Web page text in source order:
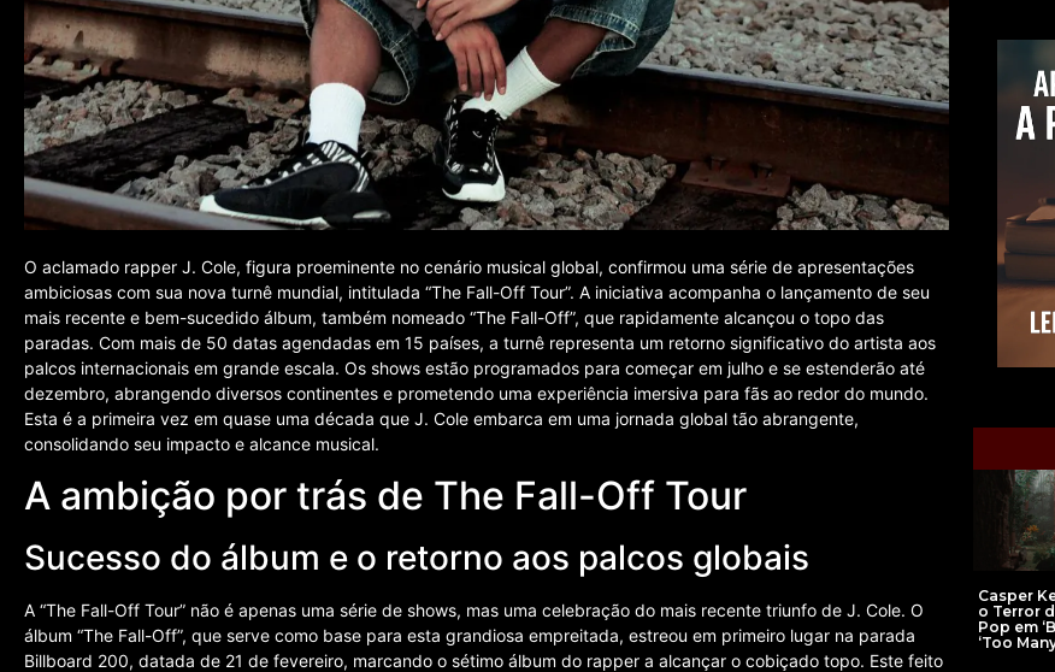
O aclamado rapper J. Cole, figura proeminente no cenário musical global, confirmou uma série de apresentações
ambiciosas com sua nova turnê mundial, intitulada “The Fall-Off Tour”. A iniciativa acompanha o lançamento de seu
mais recente e bem-sucedido álbum, também nomeado “The Fall-Off”, que rapidamente alcançou o topo das
paradas. Com mais de 50 datas agendadas em 15 países, a turnê representa um retorno significativo do artista aos
palcos internacionais em grande escala. Os shows estão programados para começar em julho e se estenderão até
dezembro, abrangendo diversos continentes e prometendo uma experiência imersiva para fãs ao redor do mundo.
Esta é a primeira vez em quase uma década que J. Cole embarca em uma jornada global tão abrangente,
consolidando seu impacto e alcance musical.
A ambição por trás de The Fall-Off Tour
Sucesso do álbum e o retorno aos palcos globais
A “The Fall-Off Tour” não é apenas uma série de shows, mas uma celebração do mais recente triunfo de J. Cole. O
álbum “The Fall-Off”, que serve como base para esta grandiosa empreitada, estreou em primeiro lugar na parada
Billboard 200, datada de 21 de fevereiro, marcando o sétimo álbum do rapper a alcançar o cobiçado topo. Este feito
Casper
o Terror
Pop em
‘Too